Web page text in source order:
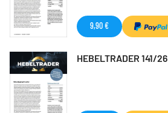
9,90 €
HEBELTRADER 141/26